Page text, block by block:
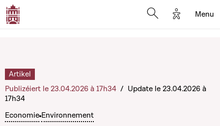
Options
Menu
Economie Environnement
Artikel
Publizéiert le 23.04.2026 à 17h34 / Update le 23.04.2026 à
17h34